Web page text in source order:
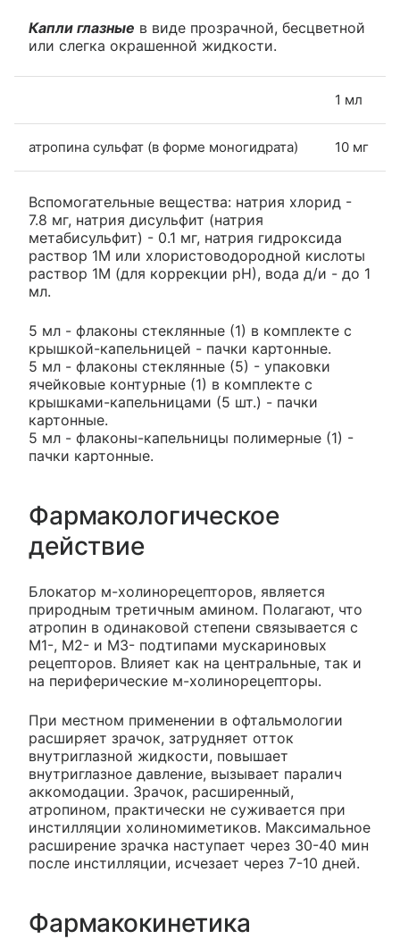
Капли глазные в виде прозрачной, бесцветной
или слегка окрашенной жидкости.
1 мл
атропина сульфат (в форме моногидрата) 10 мг
Вспомогательные вещества: натрия хлорид -
7.8 мг, натрия дисульфит (натрия
метабисульфит) - 0.1 мг, натрия гидроксида
раствор 1М или хлористоводородной кислоты
раствор 1М (для коррекции рН), вода д/и - до 1
мл.
5 мл - флаконы стеклянные (1) в комплекте с
крышкой-капельницей - пачки картонные.
5 мл - флаконы стеклянные (5) - упаковки
ячейковые контурные (1) в комплекте с
крышками-капельницами (5 шт.) - пачки
картонные.
5 мл - флаконы-капельницы полимерные (1) -
пачки картонные.
Фармакологическое
действие
Блокатор м-холинорецепторов, является
природным третичным амином. Полагают, что
атропин в одинаковой степени связывается с
М1-, М2- и М3- подтипами мускариновых
рецепторов. Влияет как на центральные, так и
на периферические м-холинорецепторы.
При местном применении в офтальмологии
расширяет зрачок, затрудняет отток
внутриглазной жидкости, повышает
внутриглазное давление, вызывает паралич
аккомодации. Зрачок, расширенный,
атропином, практически не суживается при
инстилляции холиномиметиков. Максимальное
расширение зрачка наступает через 30-40 мин
после инстилляции, исчезает через 7-10 дней.
Фармакокинетика